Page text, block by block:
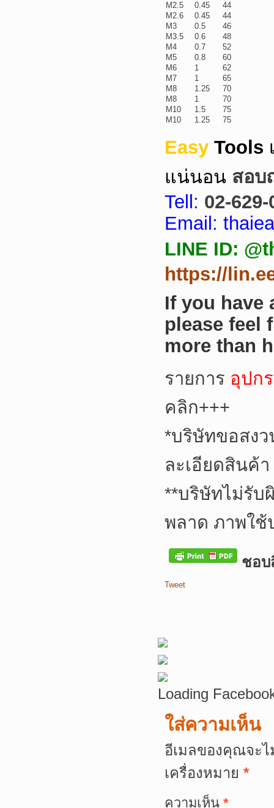
M2.5
0.45
44
M2.6
0.45
44
M3
0.5
46
M3.5
0.6
48
M4
0.7
52
M5
0.8
60
M6
1
62
M7
1
65
M8
1.25
70
M8
1
70
M10
1.5
75
M10
1.25 75
Easy Tools
แน่นอน สอบ
Tell: 02-629-
Email:
LINE ID:
https://
If you have
please feel
more than
รายการ อุปก
คลิก+++
*บริษัทขอสงว
ละเอียดสินค้
**บริษัทไม่รับ
พลาด ภาพใ
ชอบ
Tweet
Loading
ใส่ความเห็น
อีเมลของคุณจะ
เครื่องหมาย *
ความเห็น *